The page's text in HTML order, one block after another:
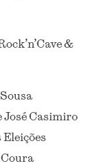
&
Casimiro